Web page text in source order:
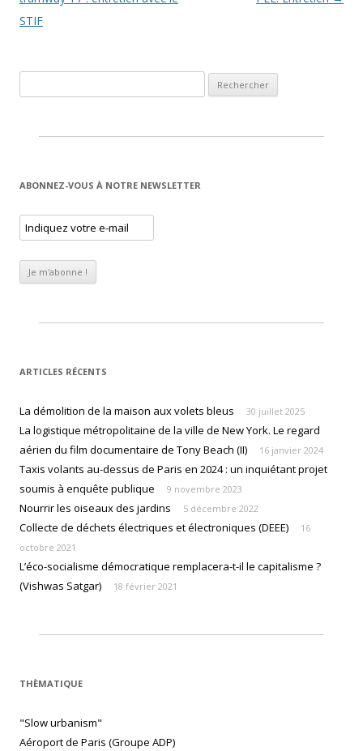
STIF
ABONNEZ-VOUS À NOTRE NEWSLETTER
ARTICLES RÉCENTS
La démolition de la maison aux volets bleus 30 juillet 2025
La logistique métropolitaine de la ville de New York. Le regard
aérien du film documentaire de Tony Beach (II)
16 janvier 2024
Taxis volants au-dessus de Paris en 2024 : un inquiétant projet
soumis à enquête publique
9 novembre 2023
Nourrir les oiseaux des jardins 5 décembre 2022
Collecte de déchets électriques et électroniques (DEEE)
16
octobre 2021
L’éco-socialisme démocratique remplacera-t-il le capitalisme ?
(Vishwas Satgar)
18 février 2021
THÈMATIQUE
"Slow urbanism"
Aéroport de Paris (Groupe ADP)